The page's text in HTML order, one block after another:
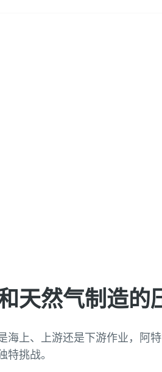
天然气制造的
海上、上游还是下游作业，阿
特挑战。